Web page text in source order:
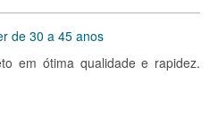
de 30 a 45 anos
em ótima qualidade e rapidez.